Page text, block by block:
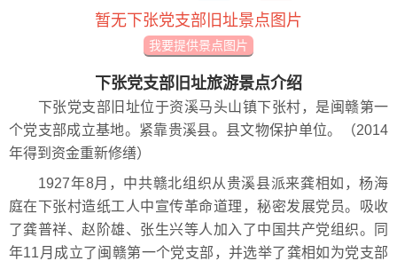
暂无下张党支部旧址景点图片
我要提供景点图片
下张党支部旧址旅游景点介绍
下张党支部旧址位于资溪马头山镇下张村，是闽赣第一
个党支部成立基地。紧靠贵溪县。县文物保护单位。（2014
年得到资金重新修缮）
1927年8月，中共赣北组织从贵溪县派来龚相如，杨海
庭在下张村造纸工人中宣传革命道理，秘密发展党员。吸收
了龚普祥、赵阶雄、张生兴等人加入了中国共产党组织。同
年11月成立了闽赣第一个党支部，并选举了龚相如为党支部